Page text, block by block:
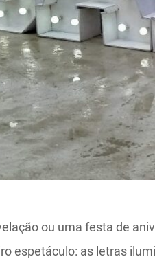
ou uma festa de
espetáculo: as letras